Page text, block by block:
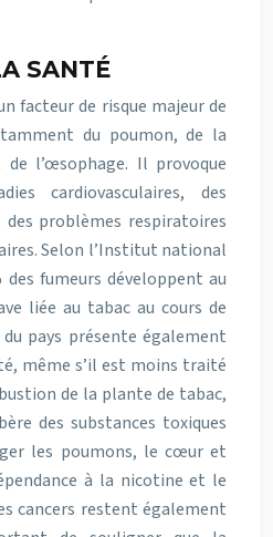
SANTÉ
facteur de risque majeur de
du poumon, de la
l’œsophage. Il provoque
cardiovasculaires, des
problèmes respiratoires
Selon l’Institut national
des fumeurs développent au
liée au tabac au cours de
pays présente également
même s’il est moins traité
de la plante de tabac,
des substances toxiques
les poumons, le cœur et
à la nicotine et le
cancers restent également